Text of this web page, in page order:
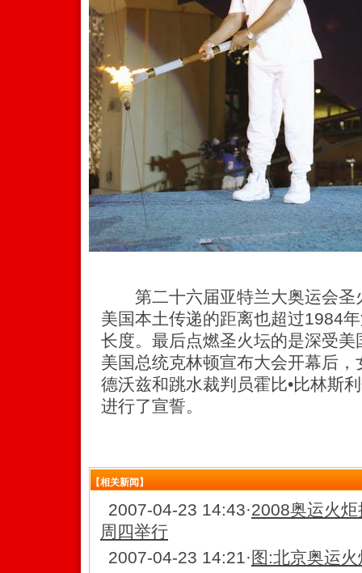
第二十六届亚特兰大奥运会圣
美国本土传递的距离也超过1984
长度。最后点燃圣火坛的是深受
美国总统克林顿宣布大会开幕后，
德沃兹和跳水裁判员霍比•比林斯
进行了宣誓。
【相关新闻】
2007-04-23 14:43·2008奥运火
周四举行
2007-04-23 14:21· 图:北京奥运